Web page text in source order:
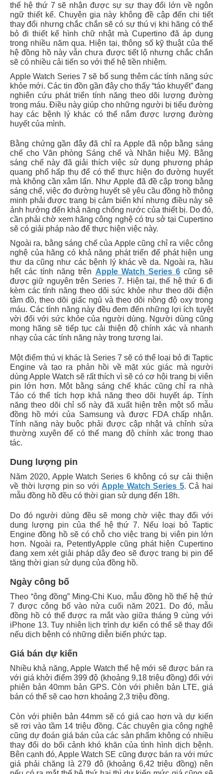
thế hệ thứ 7 sẽ nhận được sự sự thay đổi lớn về ngôn
ngữ thiết kế. Chuyên gia này không đề cập đến chi tiết
thay đổi nhưng chắc chắn sẽ có sự thú vị khi hãng có thể
bỏ đi thiết kế hình chữ nhật mà Cupertino đã áp dụng
trong nhiều năm qua. Hiện tại, thông số kỹ thuật của thế
hệ đồng hồ này vẫn chưa được tiết lộ nhưng chắc chắn
sẽ có nhiều cải tiến so với thế hệ tiền nhiệm.
Apple Watch Series 7 sẽ bổ sung thêm các tính năng sức
khỏe mới. Các tin đồn gần đây cho thấy “táo khuyết” đang
nghiên cứu phát triển tính năng theo dõi lượng đường
trong máu. Điều này giúp cho những người bị tiểu đường
hay các bệnh lý khác có thể nắm được lượng đường
huyết của mình.
Bằng chứng gần đây đã chỉ ra Apple đã nộp bằng sáng
chế cho Văn phòng Sáng chế và Nhãn hiệu Mỹ. Bằng
sáng chế này đã giải thích việc sử dụng phương pháp
quang phổ hấp thụ để có thể thực hiện đo đường huyết
mà không cần xâm lấn. Như Apple đã đề cập trong bằng
sáng chế, việc đo đường huyết sẽ yêu cầu đồng hồ thông
minh phải được trang bị cảm biến khí nhưng điều này sẽ
ảnh hưởng đến khả năng chống nước của thiết bị. Do đó,
cần phải chờ xem hãng công nghệ có trụ sở tại Cupertino
sẽ có giải pháp nào để thực hiện việc này.
Ngoài ra, bằng sáng chế của Apple cũng chỉ ra việc công
nghệ của hãng có khả năng phát triển để phát hiện ung
thư da cũng như các bệnh lý khác về da. Ngoài ra, hầu
hết các tính năng trên Apple Watch Series 6cũng sẽ
được giữ nguyên trên Series 7. Hiện tại, thế hệ thứ 6 đi
kèm các tính năng theo dõi sức khỏe như theo dõi điện
tâm đồ, theo dõi giấc ngủ và theo dõi nồng độ oxy trong
máu. Các tính năng này đều đem đến những lợi ích tuyệt
vời đối với sức khỏe của người dùng. Người dùng cũng
mong hãng sẽ tiếp tục cải thiện độ chính xác và nhanh
nhạy của các tính năng này trong tương lai.
Một điểm thú vị khác là Series 7 sẽ có thể loại bỏ đi Taptic
Engine và tạo ra phản hồi về mặt xúc giác mà người
dùng Apple Watch sẽ rất thích vì sẽ có cơ hội trang bị viên
pin lớn hơn. Một bằng sáng chế khác cũng chỉ ra nhà
Táo có thể tích hợp khả năng theo dõi huyết áp. Tính
năng theo dõi chỉ số này đã xuất hiện trên một số mẫu
đồng hồ mới của Samsung và được FDA chấp nhận.
Tính năng này buộc phải được cập nhật và chỉnh sửa
thường xuyên để có thể mang độ chính xác trong thao
tác.
Dung lượng pin
Năm 2020, Apple Watch Series 6 không có sự cải thiện
về thời lượng pin so với Apple Watch Series 5. Cả hai
mẫu đồng hồ đều có thời gian sử dụng đến 18h.
Do đó người dùng đều sẽ mong chờ việc thay đổi với
dung lượng pin của thế hệ thứ 7. Nếu loại bỏ Taptic
Engine đồng hồ sẽ có chỗ cho việc trang bị viên pin lớn
hơn. Ngoài ra, PetentlyApple cũng phát hiện Cupertino
đang xem xét giải pháp dây đeo sẽ được trang bị pin để
tăng thời gian sử dụng của đồng hồ.
Ngày công bố
Theo “ông đồng” Ming-Chi Kuo, mẫu đồng hồ thế hệ thứ
7 được công bố vào nửa cuối năm 2021. Do đó, mẫu
đồng hồ có thể được ra mắt vào giữa tháng 9 cùng với
iPhone 13. Tuy nhiên lịch trình dự kiến có thể sẽ thay đổi
nếu dịch bệnh có những diễn biến phức tạp.
Giá bán dự kiến
Nhiều khả năng, Apple Watch thế hệ mới sẽ được bán ra
với giá khởi điểm 399 độ (khoảng 9,18 triệu đồng) đối với
phiên bản 40mm bản GPS. Còn với phiên bản LTE, giá
bán có thể sẽ cao hơn khoảng 2,3 triệu đồng.
Còn với phiên bản 44mm sẽ có giá cao hơn và dự kiến
sẽ rơi vào tầm 14 triệu đồng. Các chuyên gia công nghệ
cũng dự đoán giá bán của các sản phẩm không có nhiều
thay đổi do bối cảnh khó khăn của tình hình dịch bệnh.
Bên cạnh đó, Apple Watch SE cũng được bán ra với mức
giá phải chăng là 279 đô (khoảng 6,42 triệu đồng) nên